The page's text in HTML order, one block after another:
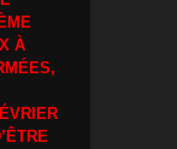
À